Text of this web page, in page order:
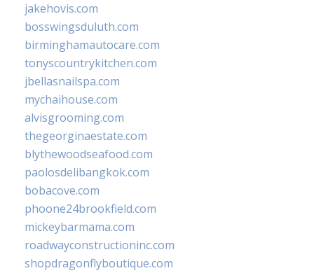
jakehovis.com
bosswingsduluth.com
birminghamautocare.com
tonyscountrykitchen.com
jbellasnailspa.com
mychaihouse.com
alvisgrooming.com
thegeorginaestate.com
blythewoodseafood.com
paolosdelibangkok.com
bobacove.com
phoone24brookfield.com
mickeybarmama.com
roadwayconstructioninc.com
shopdragonflyboutique.com